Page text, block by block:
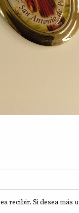
recibir. Si desea